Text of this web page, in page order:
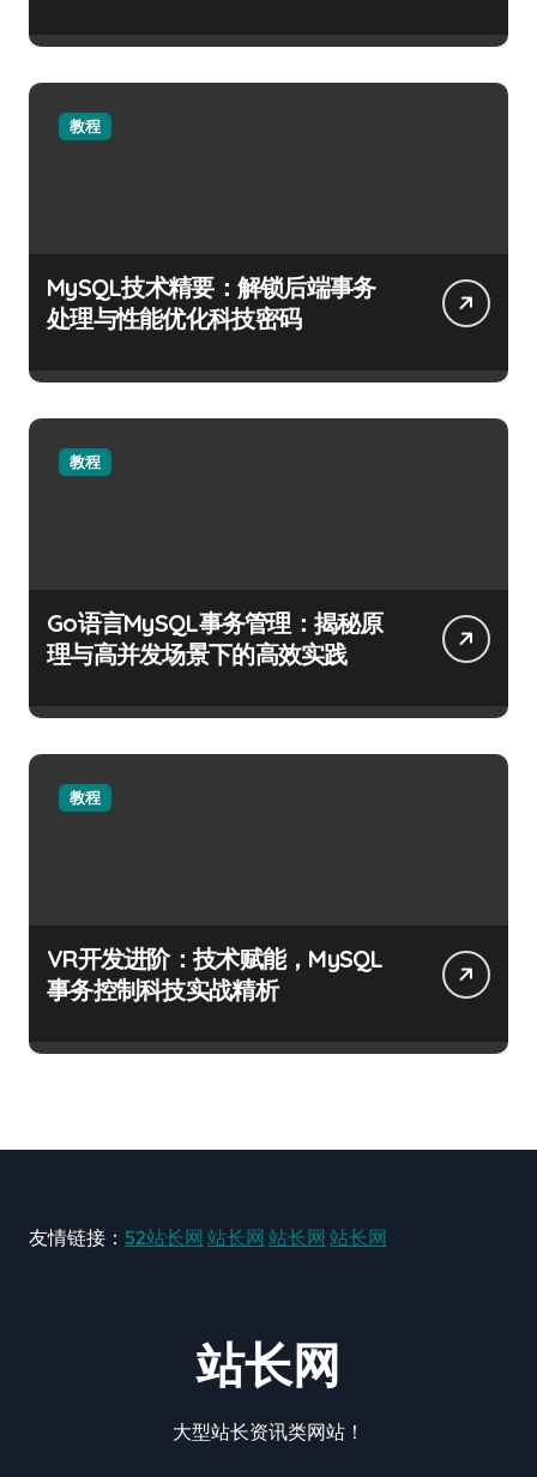
教程
MySQL技术精要：解锁后端事务
处理与性能优化科技密码
教程
Go语言MySQL事务管理：揭秘原
理与高并发场景下的高效实践
教程
VR开发进阶：技术赋能，MySQL
事务控制科技实战精析
友情链接： 52站长网 站长网 站长网 站长网
站长网
大型站长资讯类网站！